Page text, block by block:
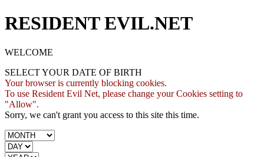
RESIDENT EVIL.NET
WELCOME
SELECT YOUR DATE OF BIRTH
Your browser is currently blocking cookies.
To use Resident Evil Net, please change your Cookies setting to
"Allow".
Sorry, we can't grant you access to this site this time.